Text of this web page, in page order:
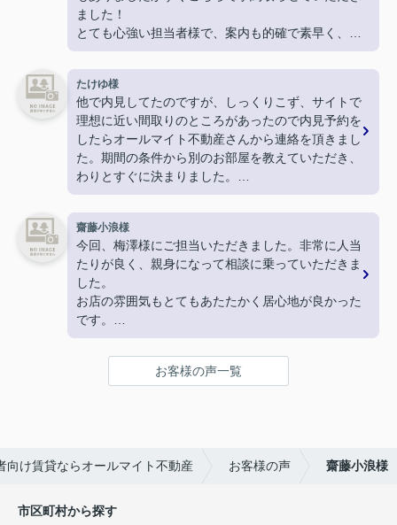
ました！
とても心強い担当者様で、案内も的確で素早く、
物件決定後も採寸に行ってくださったり
引越しギリギリになってしまった新居の鍵を現住所
まで届けてくださったりと
神対応でした！
駅周辺のおすすめスポットなども教えてくださり、
終始親切丁寧、分かりやすくご対応いただきまし
た。
とても気持ちの良いお部屋探しができ、素敵な不動
嬉しいです。
本当にありがとうございました！
たけゆ様
他で内見してたのですが、しっくりこず、サイトで
理想に近い間取りのところがあったので内見予約を
したらオールマイト不動産さんから連絡を頂きまし
た。期間の条件から別のお部屋を教えていただき、
わりとすぐに決まりました。
ありがとうございました。
齋藤小浪様
今回、梅澤様にご担当いただきました。非常に人当
たりが良く、親身になって相談に乗っていただきま
した。
お店の雰囲気もとてもあたたかく居心地が良かった
です。
こちらでお家探しをして良かったです。ありがとう
ございます。
お客様の声一覧
向け賃貸ならオールマイト不動産 お客様の声 齋藤小浪様
市区町村から探す